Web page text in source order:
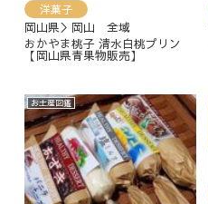
洋菓子
岡山県＞岡山 全域
おかやま桃子 清水白桃プリン
【岡山県青果物販売】
お土産図鑑